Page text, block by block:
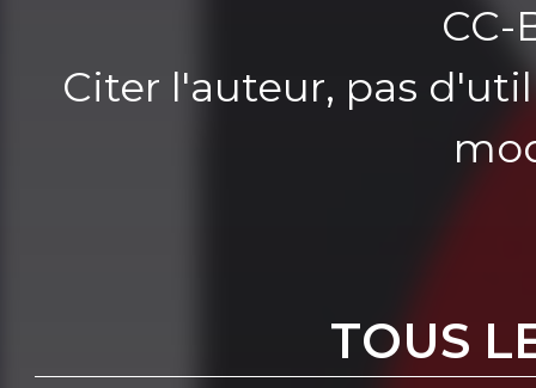
CC-
Citer l'auteur, pas
TOUS